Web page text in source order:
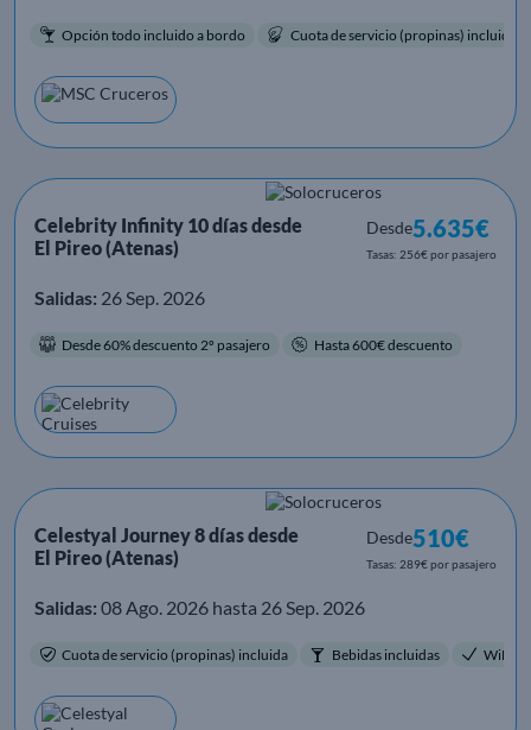
Opción todo incluido a bordo Cuota de servicio (propinas) incluida.
Celebrity Infinity 10 días desde
El Pireo (Atenas)
Desde5.635€
Tasas: 256€ por pasajero
Salidas: 26 Sep. 2026
Desde 60% descuento 2º pasajero Hasta 600€ descuento
Celestyal Journey 8 días desde
El Pireo (Atenas)
Desde510€
Tasas: 289€ por pasajero
Salidas: 08 Ago. 2026 hasta 26 Sep. 2026
Cuota de servicio (propinas) incluida Bebidas incluidas WiFi